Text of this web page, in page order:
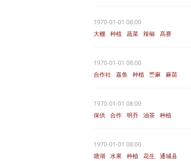
1970-01-01 08:00
大棚 种植 蔬菜 辣椒 高赛
1970-01-01 08:00
合作社
嘉鱼 种植 苎麻 麻苗
1970-01-01 08:00
保供 合作 明乔 油茶 种植
1970-01-01 08:00
塘湖 水果 种植 花生 通城县